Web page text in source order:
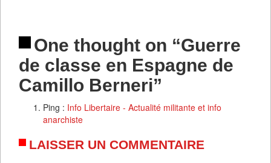
One thought on “Guerre
de classe en Espagne de
Camillo Berneri”
Ping : Info Libertaire - Actualité militante et info
anarchiste
LAISSER UN COMMENTAIRE